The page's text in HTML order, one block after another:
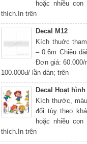
hoặc nhiều
thích.In trên
Decal M12
Kích thuớc
– 0.6m Chiều
Đơn giá:
100.000đ/ lần dán; trên
Decal Hoạt hình
Kích thước,
đổi tùy theo
hoặc nhiều
thích.In trên